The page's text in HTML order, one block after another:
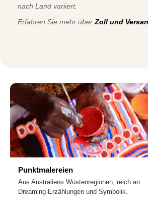
nach Land variiert.
Erfahren Sie mehr über Zoll und
Punktmalereien
Aus Australiens Wüstenregionen, reich an
Dreaming-Erzählungen und Symbolik.